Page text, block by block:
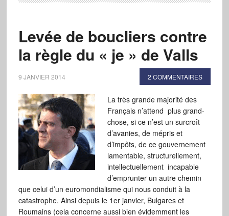
Levée de boucliers contre
la règle du « je » de Valls
9 JANVIER 2014 2 COMMENTAIRES
La très grande majorité des
Français n’attend plus grand-
chose, si ce n’est un surcroît
d’avanies, de mépris et
d’impôts, de ce gouvernement
lamentable, structurellement,
intellectuellement incapable
d’emprunter un autre chemin
que celui d’un euromondialisme qui nous conduit à la
catastrophe. Ainsi depuis le 1er janvier, Bulgares et
Roumains (cela concerne aussi bien évidemment les